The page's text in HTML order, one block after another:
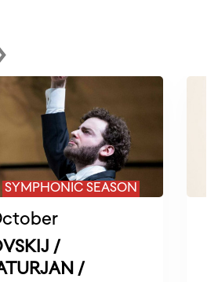
SYMPHONIC SEASON
/
/